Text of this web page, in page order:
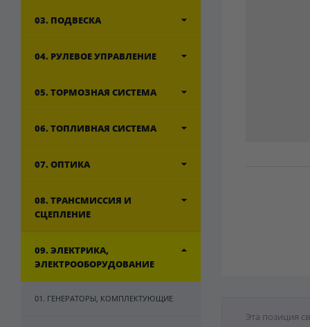
03. ПОДВЕСКА
04. РУЛЕВОЕ УПРАВЛЕНИЕ
05. ТОРМОЗНАЯ СИСТЕМА
06. ТОПЛИВНАЯ СИСТЕМА
07. ОПТИКА
08. ТРАНСМИССИЯ И
СЦЕПЛЕНИЕ
09. ЭЛЕКТРИКА,
ЭЛЕКТРООБОРУДОВАНИЕ
01. ГЕНЕРАТОРЫ, КОМПЛЕКТУЮЩИЕ
Эта позиция